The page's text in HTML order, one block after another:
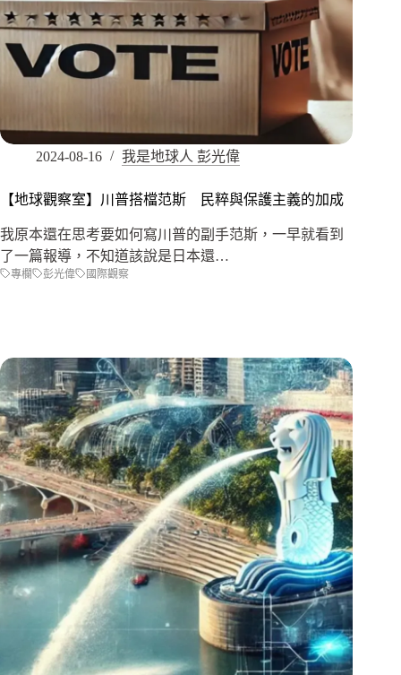
2024-08-16 我是地球人 彭光偉
【地球觀察室】川普搭檔范斯 民粹與保護主義的加成
我原本還在思考要如何寫川普的副手范斯，一早就看到
了一篇報導，不知道該說是日本還…
專欄 彭光偉 國際觀察